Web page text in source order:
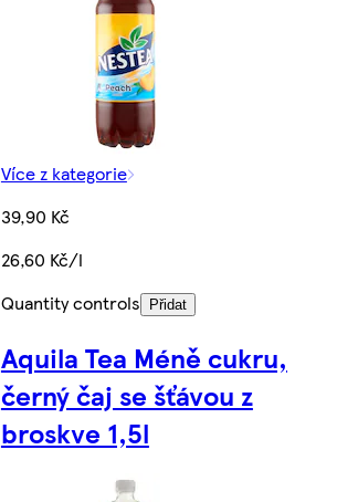
Více z kategorie
39,90 Kč
26,60 Kč/l
Quantity controls
Přidat
Aquila Tea Méně cukru,
černý čaj se šťávou z
broskve 1,5l